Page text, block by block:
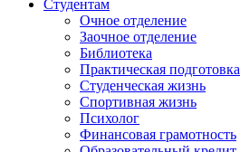
Студентам
Очное отделение
Заочное отделение
Библиотека
Практическая подготовка
Студенческая жизнь
Спортивная жизнь
Психолог
Финансовая грамотность